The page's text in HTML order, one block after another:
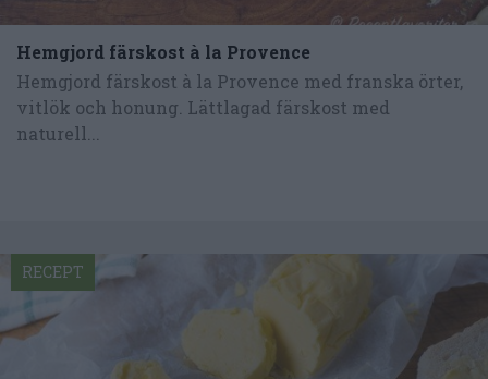
Hemgjord färskost à la Provence
Hemgjord färskost à la Provence med franska örter,
vitlök och honung. Lättlagad färskost med
naturell...
RECEPT